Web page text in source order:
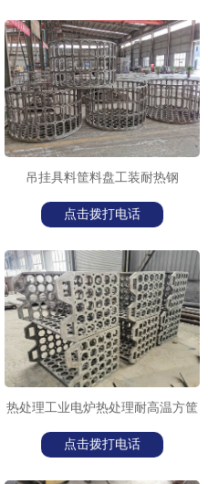
吊挂具料筐料盘工装耐热钢
点击拨打电话
热处理工业电炉热处理耐高温方筐
点击拨打电话